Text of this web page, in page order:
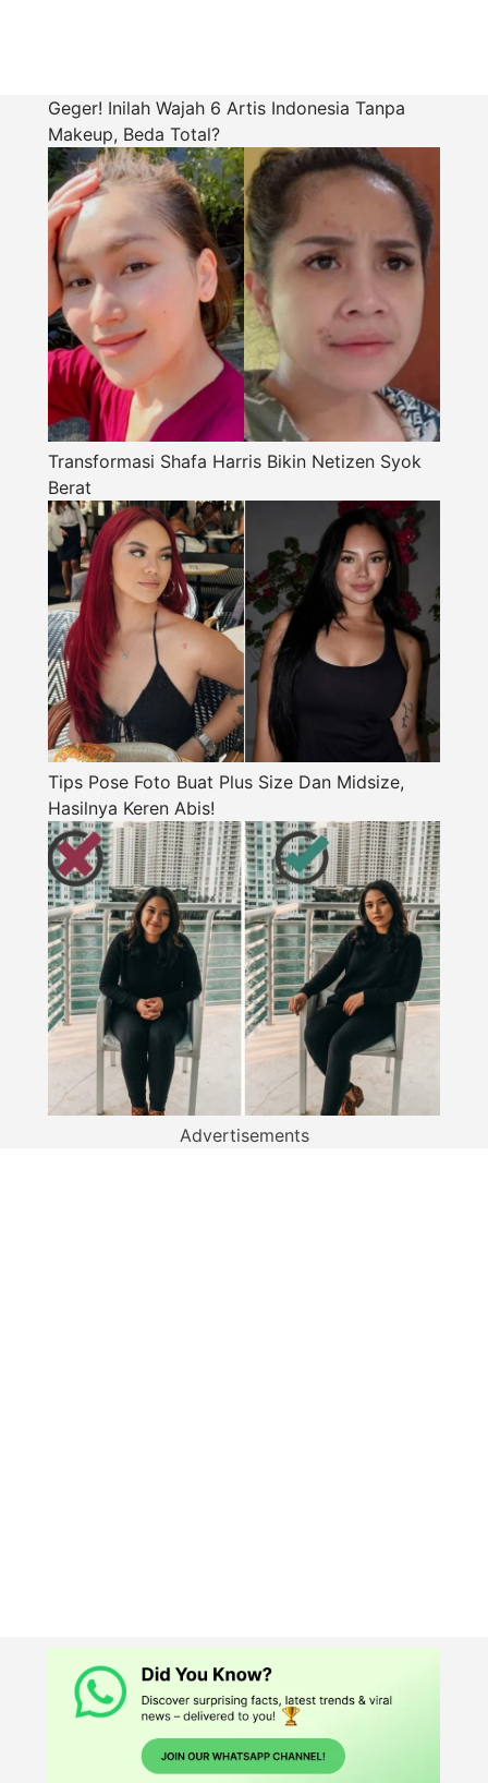
Geger! Inilah Wajah 6 Artis Indonesia Tanpa
Makeup, Beda Total?
Transformasi Shafa Harris Bikin Netizen Syok
Berat
Tips Pose Foto Buat Plus Size Dan Midsize,
Hasilnya Keren Abis!
Advertisements